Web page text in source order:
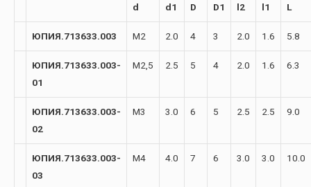
d d1 D D1 l2 l1 L
ЮПИЯ.713633.003 М2 2.0 4 3 2.0 1.6 5.8
ЮПИЯ.713633.003-
01
М2,5 2.5 5 4 2.0 1.6 6.3
ЮПИЯ.713633.003-
02
М3 3.0 6 5 2.5 2.5 9.0
ЮПИЯ.713633.003-
03
М4 4.0 7 6 3.0 3.0 10.0